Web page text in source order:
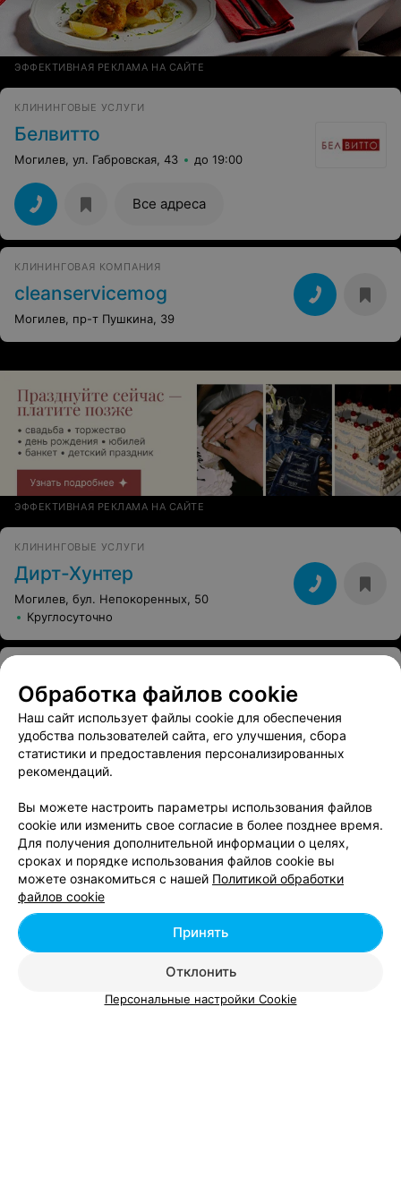
ЭФФЕКТИВНАЯ РЕКЛАМА НА САЙТЕ
КЛИНИНГОВЫЕ УСЛУГИ
Белвитто
Могилев, ул. Габровская, 43 до 19:00
Все адреса
КЛИНИНГОВАЯ КОМПАНИЯ
cleanservicemog
Могилев, пр-т Пушкина, 39
ЭФФЕКТИВНАЯ РЕКЛАМА НА САЙТЕ
КЛИНИНГОВЫЕ УСЛУГИ
Дирт-Хунтер
Могилев, бул. Непокоренных, 50
Круглосуточно
Золушка
Могилев, ул. 2-ой переулок Тютчева, 1
с 08:00
Технологии обслуживания
ул.Чкалова, 29 Круглосуточно
КЛИНИНГОВАЯ КОМПАНИЯ
АНГЕЛЫ ЧИСТОТЫ
Минск
Обработка файлов cookie
Наш сайт использует файлы cookie для обеспечения
удобства пользователей сайта, его улучшения, сбора
статистики и предоставления персонализированных
рекомендаций.
Вы можете настроить параметры использования файлов
cookie или изменить свое согласие в более позднее время.
Для получения дополнительной информации о целях,
сроках и порядке использования файлов cookie вы
можете ознакомиться с нашей Политикой обработки
файлов cookie
Отклонить
Принять
Персональные настройки Cookie